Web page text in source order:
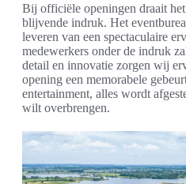
Bij officiële openingen draait
blijvende indruk. Het
leveren van een spectaculaire
medewerkers onder de indruk
detail en innovatie zorgen wij
opening een memorabele
entertainment, alles wordt
wilt overbrengen.